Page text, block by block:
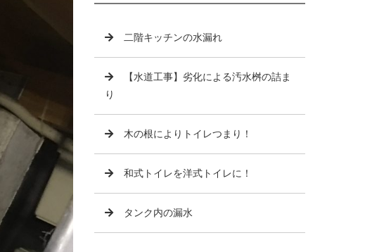
二階キッチンの水漏れ
【水道工事】劣化による汚水桝の詰ま
り
木の根によりトイレつまり！
和式トイレを洋式トイレに！
タンク内の漏水